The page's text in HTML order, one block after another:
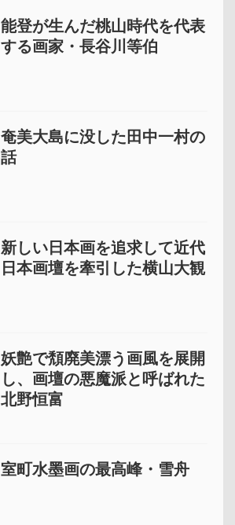
能登が生んだ桃山時代を代表
する画家・長谷川等伯
奄美大島に没した田中一村の
話
新しい日本画を追求して近代
日本画壇を牽引した横山大観
妖艶で頽廃美漂う画風を展開
し、画壇の悪魔派と呼ばれた
北野恒富
室町水墨画の最高峰・雪舟